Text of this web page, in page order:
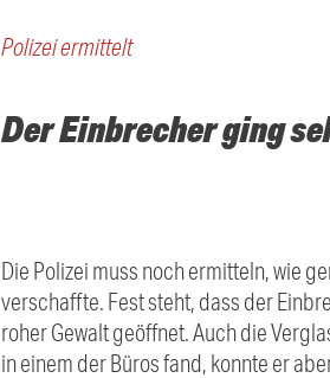
Polizei ermittelt
Der Einbrecher ging
Die Polizei muss noch ermitteln, wie
verschaffte. Fest steht, dass der
roher Gewalt geöffnet. Auch die
in einem der Büros fand, konnte er